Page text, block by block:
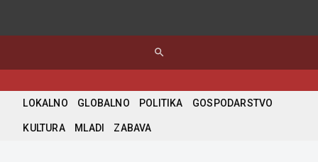
search
LOKALNO GLOBALNO POLITIKA GOSPODARSTVO
KULTURA MLADI ZABAVA